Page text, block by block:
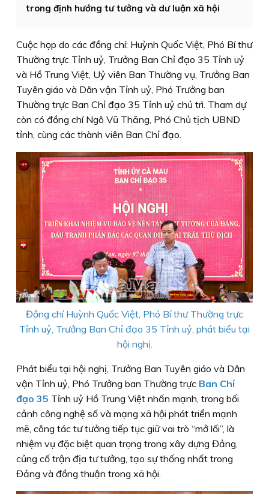
trong định hướng tư tưởng và dư luận xã hội
Cuộc họp do các đồng chí: Huỳnh Quốc Việt, Phó Bí thư
Thường trực Tỉnh uỷ, Trưởng Ban Chỉ đạo 35 Tỉnh uỷ
và Hồ Trung Việt, Uỷ viên Ban Thường vụ, Trưởng Ban
Tuyên giáo và Dân vận Tỉnh uỷ, Phó Trưởng ban
Thường trực Ban Chỉ đạo 35 Tỉnh uỷ chủ trì. Tham dự
còn có đồng chí Ngô Vũ Thăng, Phó Chủ tịch UBND
tỉnh, cùng các thành viên Ban Chỉ đạo.
Đồng chí Huỳnh Quốc Việt, Phó Bí thư Thường trực
Tỉnh uỷ, Trưởng Ban Chỉ đạo 35 Tỉnh uỷ, phát biểu tại
hội nghị.
Phát biểu tại hội nghị, Trưởng Ban Tuyên giáo và Dân
vận Tỉnh uỷ, Phó Trưởng ban Thường trực Ban Chỉ
đạo 35 Tỉnh uỷ Hồ Trung Việt nhấn mạnh, trong bối
cảnh công nghệ số và mạng xã hội phát triển mạnh
mẽ, công tác tư tưởng tiếp tục giữ vai trò “mở lối”, là
nhiệm vụ đặc biệt quan trọng trong xây dựng Đảng,
củng cố trận địa tư tưởng, tạo sự thống nhất trong
Đảng và đồng thuận trong xã hội.